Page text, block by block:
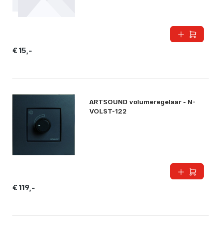
€ 15,-
ARTSOUND volumeregelaar - N-
VOLST-122
€ 119,-